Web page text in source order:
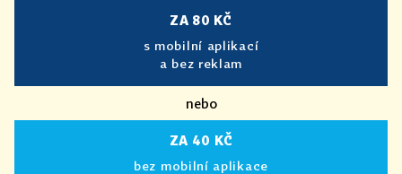
ZA 80 KČ
s mobilní aplikací
a bez reklam
nebo
ZA 40 KČ
bez mobilní aplikace